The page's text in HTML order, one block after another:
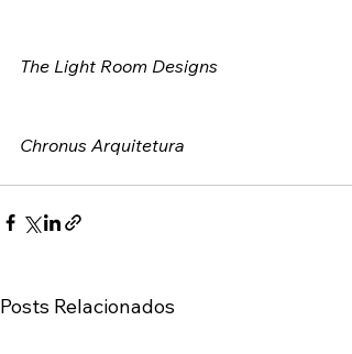
The Light Room Designs
Chronus Arquitetura
Posts Relacionados